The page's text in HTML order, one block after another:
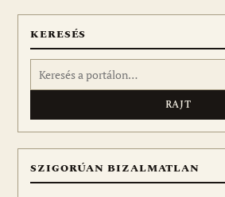
KERESÉS
Keresés:
SZIGORÚAN BIZALMATLAN